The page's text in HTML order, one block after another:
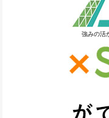
強みの活